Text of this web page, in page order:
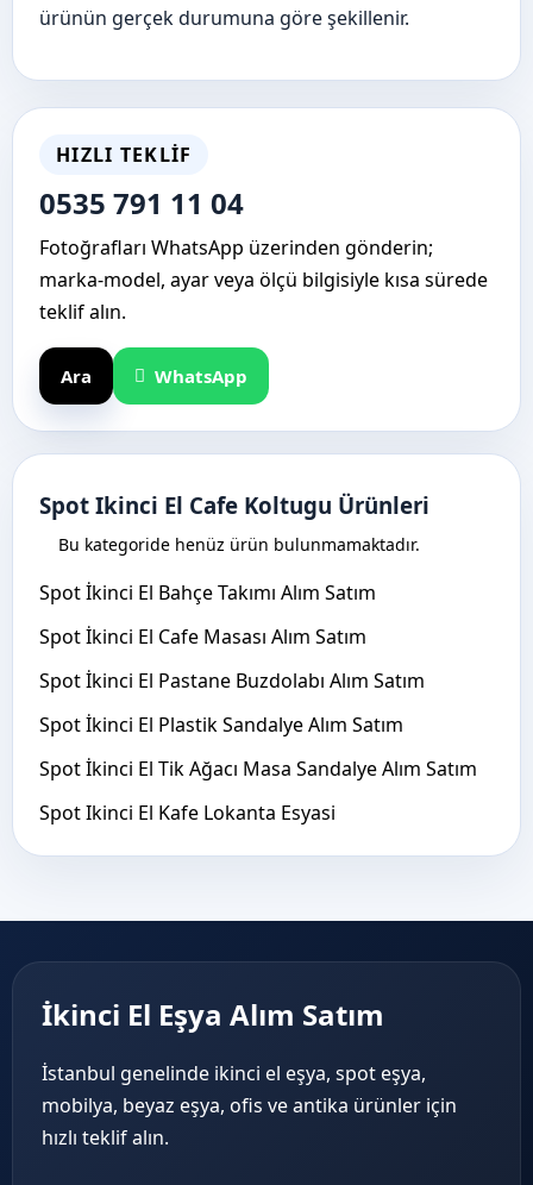
ürünün gerçek durumuna göre şekillenir.
HIZLI TEKLIF
0535 791 11 04
Fotoğrafları WhatsApp üzerinden gönderin;
marka-model, ayar veya ölçü bilgisiyle kısa sürede
teklif alın.
Ara WhatsApp
Spot Ikinci El Cafe Koltugu Ürünleri
Bu kategoride henüz ürün bulunmamaktadır.
Spot İkinci El Bahçe Takımı Alım Satım
Spot İkinci El Cafe Masası Alım Satım
Spot İkinci El Pastane Buzdolabı Alım Satım
Spot İkinci El Plastik Sandalye Alım Satım
Spot İkinci El Tik Ağacı Masa Sandalye Alım Satım
Spot Ikinci El Kafe Lokanta Esyasi
İkinci El Eşya Alım Satım
İstanbul genelinde ikinci el eşya, spot eşya,
mobilya, beyaz eşya, ofis ve antika ürünler için
hızlı teklif alın.